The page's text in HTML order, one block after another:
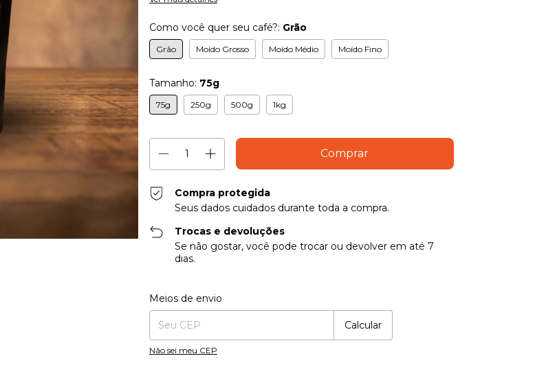
Como você quer seu café?: Grão
Grão Moído Grosso Moído Médio Moído Fino
Tamanho: 75g
75g 250g 500g 1kg
Compra protegida
Seus dados cuidados durante toda a compra.
Trocas e devoluções
Se não gostar, você pode trocar ou devolver em até 7
dias.
Entregas para o CEP:
Meios de envio
Calcular
Não sei meu CEP